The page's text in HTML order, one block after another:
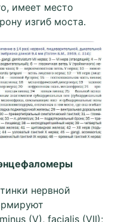
имеет место
изгиб моста.
нервной
(V), facialis (VII);